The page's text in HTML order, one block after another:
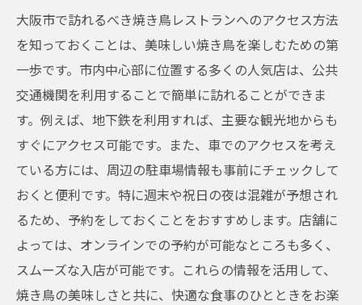
焼き鳥の魅力を再発見するためのヒント
大阪市の焼き鳥名店で味わう地元の至高レスト
ラン
一度は訪れたい大阪市の名店
地元素材を使った絶品の焼き鳥
焼き鳥職人のこだわりが詰まった一皿
名店で味わう焼き鳥の真髄
地元の雰囲気を楽しめる居心地の良さ
焼き鳥を中心としたグルメツアー
大阪市で訪れるべき焼き鳥レストランへのアクセス方法
を知っておくことは、美味しい焼き鳥を楽しむための第
一歩です。市内中心部に位置する多くの人気店は、公共
交通機関を利用することで簡単に訪れることができま
す。例えば、地下鉄を利用すれば、主要な観光地からも
すぐにアクセス可能です。また、車でのアクセスを考え
ている方には、周辺の駐車場情報も事前にチェックして
おくと便利です。特に週末や祝日の夜は混雑が予想され
るため、予約をしておくことをおすすめします。店舗に
よっては、オンラインでの予約が可能なところも多く、
スムーズな入店が可能です。これらの情報を活用して、
焼き鳥の美味しさと共に、快適な食事のひとときをお楽